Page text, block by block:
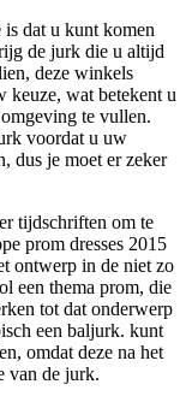
dat u kunt komen
de jurk die u altijd
deze winkels
keuze, wat betekent u
te vullen.
voordat u uw
dus je moet er zeker
tijdschriften om te
prom dresses 2015
ontwerp in de niet zo
een thema prom, die
tot dat onderwerp
een baljurk. kunt
omdat deze na het
van de jurk.